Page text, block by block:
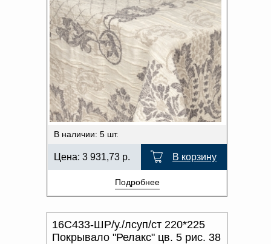
В наличии: 5 шт.
Цена: 3 931,73 р. В корзину
Подробнее
16С433-ШР/у./лсуп/ст 220*225
Покрывало "Релакс" цв. 5 рис. 38